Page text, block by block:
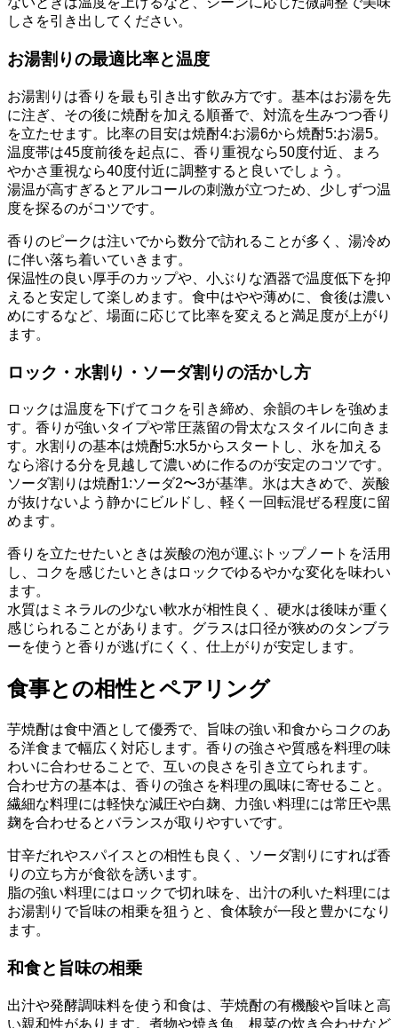
しさを引き出してください。
お湯割りの最適比率と温度
お湯割りは香りを最も引き出す飲み方です。基本はお湯を先
に注ぎ、その後に焼酎を加える順番で、対流を生みつつ香り
を立たせます。比率の目安は焼酎4:お湯6から焼酎5:お湯5。
温度帯は45度前後を起点に、香り重視なら50度付近、まろ
やかさ重視なら40度付近に調整すると良いでしょう。
湯温が高すぎるとアルコールの刺激が立つため、少しずつ温
度を探るのがコツです。
香りのピークは注いでから数分で訪れることが多く、湯冷め
に伴い落ち着いていきます。
保温性の良い厚手のカップや、小ぶりな酒器で温度低下を抑
えると安定して楽しめます。食中はやや薄めに、食後は濃い
めにするなど、場面に応じて比率を変えると満足度が上がり
ます。
ロック・水割り・ソーダ割りの活かし方
ロックは温度を下げてコクを引き締め、余韻のキレを強めま
す。香りが強いタイプや常圧蒸留の骨太なスタイルに向きま
す。水割りの基本は焼酎5:水5からスタートし、氷を加える
なら溶ける分を見越して濃いめに作るのが安定のコツです。
ソーダ割りは焼酎1:ソーダ2〜3が基準。氷は大きめで、炭酸
が抜けないよう静かにビルドし、軽く一回転混ぜる程度に留
めます。
香りを立たせたいときは炭酸の泡が運ぶトップノートを活用
し、コクを感じたいときはロックでゆるやかな変化を味わい
ます。
水質はミネラルの少ない軟水が相性良く、硬水は後味が重く
感じられることがあります。グラスは口径が狭めのタンブラ
ーを使うと香りが逃げにくく、仕上がりが安定します。
食事との相性とペアリング
芋焼酎は食中酒として優秀で、旨味の強い和食からコクのあ
る洋食まで幅広く対応します。香りの強さや質感を料理の味
わいに合わせることで、互いの良さを引き立てられます。
合わせ方の基本は、香りの強さを料理の風味に寄せること。
繊細な料理には軽快な減圧や白麹、力強い料理には常圧や黒
麹を合わせるとバランスが取りやすいです。
甘辛だれやスパイスとの相性も良く、ソーダ割りにすれば香
りの立ち方が食欲を誘います。
脂の強い料理にはロックで切れ味を、出汁の利いた料理には
お湯割りで旨味の相乗を狙うと、食体験が一段と豊かになり
ます。
和食と旨味の相乗
出汁や発酵調味料を使う和食は、芋焼酎の有機酸や旨味と高
い親和性があります。煮物や焼き魚、根菜の炊き合わせなど